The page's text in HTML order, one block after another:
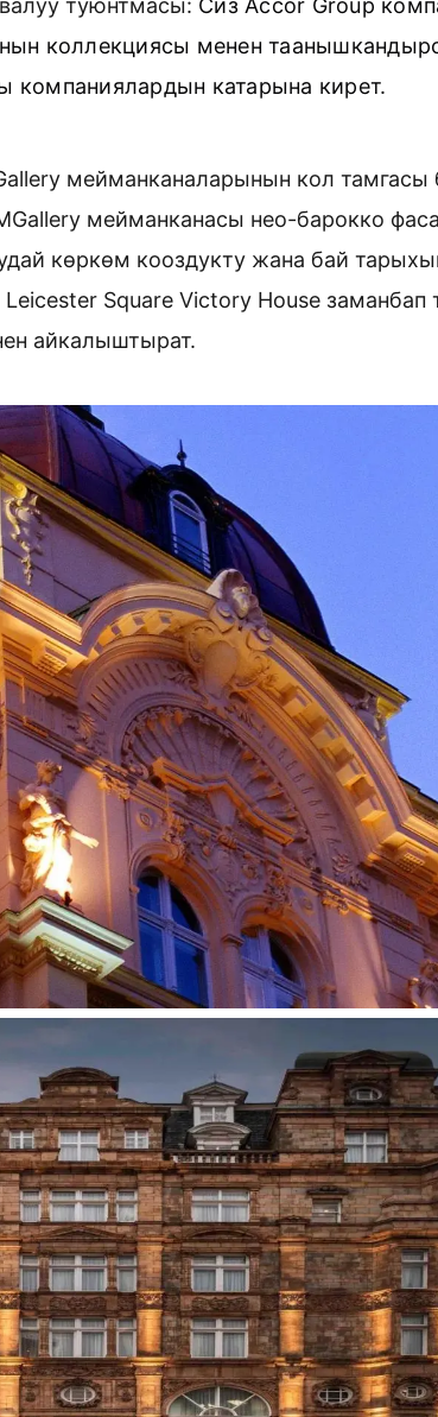
туюнтмасы: Сиз Accor Group
коллекциясы менен
катарына кирет.
мейманканаларынын кол тамгасы
мейманканасы нео-барокко
көркөм кооздукту жана бай
Square Victory House заманбап
айкалыштырат.